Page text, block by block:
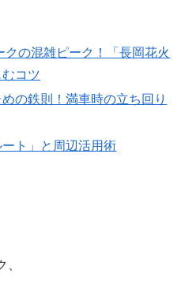
の混雑ピーク！「長岡花火
コツ
の鉄則！満車時の立ち回り
ト」と周辺活用術